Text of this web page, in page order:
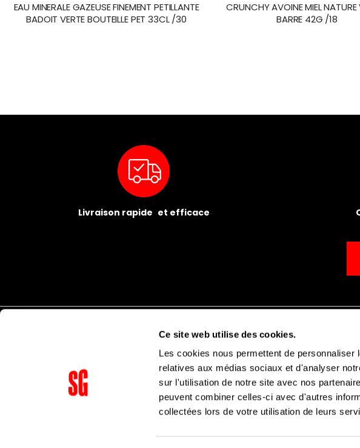
Ce site web utilise des cookies.
Les cookies nous permettent de
relatives aux médias sociaux et d'analyser
sur l'utilisation de notre site avec nos
peuvent combiner celles-ci avec d'autres
collectées lors de votre utilisation de leurs
EAU MINERALE GAZEUSE FINEMENT PETILLANTE
BADOIT VERTE BOUTEILLE PET 33CL /30
CRUNCHY AVOINE MIEL NATURE
BARRE 42G /18
Livraison rapide et efficace
Mentions légales